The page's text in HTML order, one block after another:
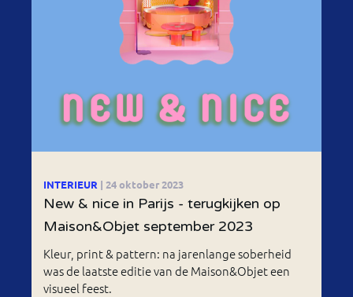
INTERIEUR | 24 oktober 2023
New & nice in Parijs - terugkijken op
Maison&Objet september 2023
Kleur, print & pattern: na jarenlange soberheid
was de laatste editie van de Maison&Objet een
visueel feest.